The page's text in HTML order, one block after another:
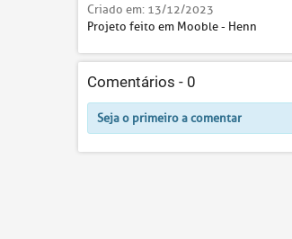
Criado em: 13/12/2023
Projeto feito em Mooble - Henn
Comentários - 0
Seja o primeiro a comentar